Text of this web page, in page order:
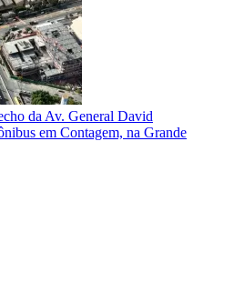
da Av. General David
em Contagem, na Grande